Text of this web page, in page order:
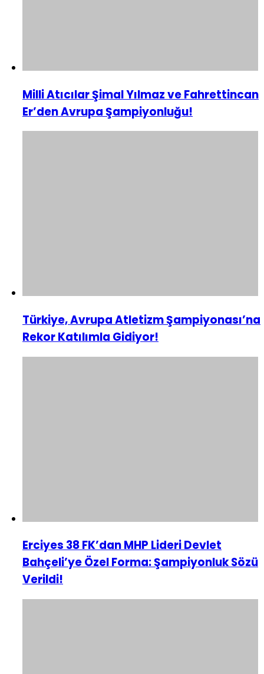
Milli Atıcılar Şimal Yılmaz ve Fahrettincan
Er’den Avrupa Şampiyonluğu!
Türkiye, Avrupa Atletizm Şampiyonası’na
Rekor Katılımla Gidiyor!
Erciyes 38 FK’dan MHP Lideri Devlet
Bahçeli’ye Özel Forma: Şampiyonluk Sözü
Verildi!